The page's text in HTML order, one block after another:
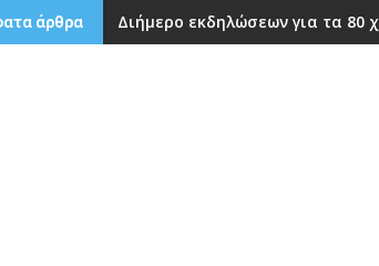
άρθρα Διήμερο εκδηλώσεων για τα 80